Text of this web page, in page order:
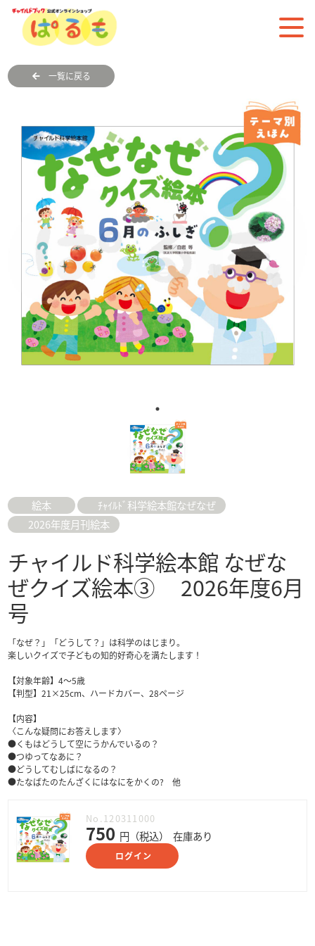
一覧に戻る
絵本
ﾁｬｲﾙﾄﾞ科学絵本館なぜなぜ
2026年度月刊絵本
チャイルド科学絵本館 なぜな
ぜクイズ絵本③ 2026年度6月
号
「なぜ？」「どうして？」は科学のはじまり。
楽しいクイズで子どもの知的好奇心を満たします！
【対象年齢】4～5歳
【判型】21×25cm、ハードカバー、28ページ
【内容】
〈こんな疑問にお答えします〉
●くもはどうして空にうかんでいるの？
●つゆってなあに？
●どうしてむしばになるの？
●たなばたのたんざくにはなにをかくの? 他
No.120311000
750 円（税込） 在庫あり
ログイン